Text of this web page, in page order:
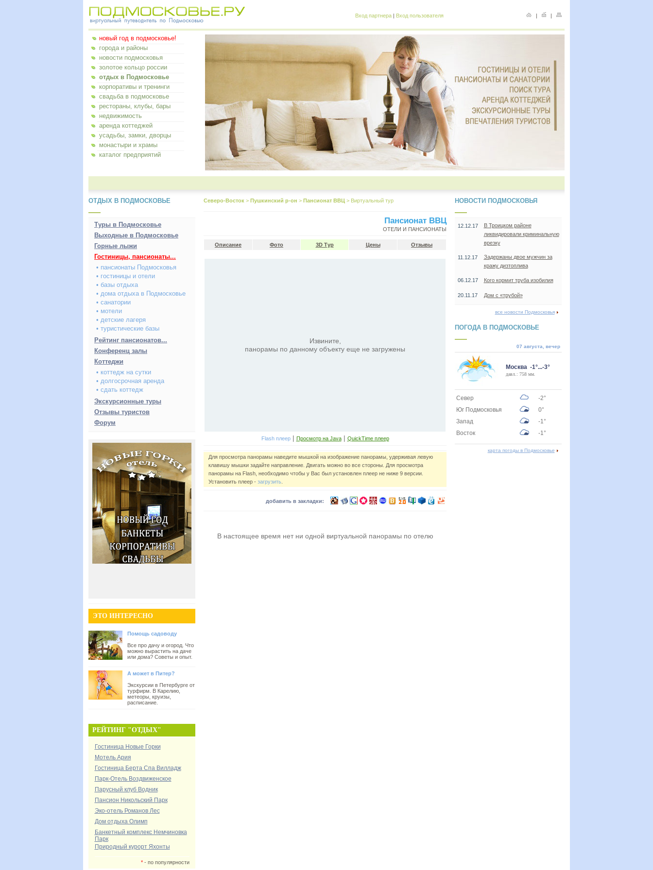
Вход партнера | Вход пользователя | |
новый год в подмосковье!
города и районы
новости подмосковья
золотое кольцо россии
отдых в Подмосковье
корпоративы и тренинги
свадьба в подмосковье
рестораны, клубы, бары
недвижимость
аренда коттеджей
усадьбы, замки, дворцы
монастыри и храмы
каталог предприятий
ОТДЫХ В ПОДМОСКОВЬЕ
Туры в Подмосковье
Выходные в Подмосковье
Горные лыжи
Гостиницы, пансионаты...
• пансионаты Подмосковья
• гостиницы и отели
• базы отдыха
• дома отдыха в Подмосковье
• санатории
• мотели
• детские лагеря
• туристические базы
Рейтинг пансионатов...
Конференц залы
Коттеджи
• коттедж на сутки
• долгосрочная аренда
• сдать коттедж
Экскурсионные туры
Отзывы туристов
Форум
ЭТО ИНТЕРЕСНО
Помощь садоводу
Все про дачу и огород. Что
можно вырастить на даче
или дома? Советы и опыт.
А может в Питер?
Экскурсии в Петербурге от
турфирм. В Карелию,
метеоры, круизы,
расписание.
РЕЙТИНГ "ОТДЫХ"
Гостиница Новые Горки
Мотель Ария
Гостиница Берта Спа Вилладж
Парк-Отель Воздвиженское
Парусный клуб Водник
Пансион Никольский Парк
Эко-отель Романов Лес
Дом отдыха Олимп
Банкетный комплекс Немчиновка
Парк
Природный курорт Яхонты
*- по популярности
Северо-Восток > Пушкинский р-он > Пансионат ВВЦ > Виртуальный тур
Пансионат ВВЦ
ОТЕЛИ И ПАНСИОНАТЫ
Описание Фото 3D Тур Цены Отзывы
Извините,
панорамы по данному объекту еще не загружены
Flash плеер| Просмотр на Java| QuickTime плеер
Для просмотра панорамы наведите мышкой на изображение панорамы, удерживая левую
клавишу мышки задайте направление. Двигать можно во все стороны. Для просмотра
панорамы на Flash, необходимо чтобы у Вас был установлен плеер не ниже 9 версии.
Установить плеер - загрузить
добавить в закладки:
В настоящее время нет ни одной виртуальной панорамы по отелю
НОВОСТИ ПОДМОСКОВЬЯ
12.12.17
В Троицком районе
ликвидировали криминальную
врезку
11.12.17
Задержаны двое мужчин за
кражу дизтоплива
06.12.17 Кого кормит труба изобилия
20.11.17 Дом с «трубой»
все новости Подмосковья
ПОГОДА В ПОДМОСКОВЬЕ
07 августа, вечер
Москва -1°...-3°
давл.: 758 мм.
Север
-2°
Юг Подмосковья
0°
Запад
-1°
Восток
-1°
карта погоды в Подмосковье